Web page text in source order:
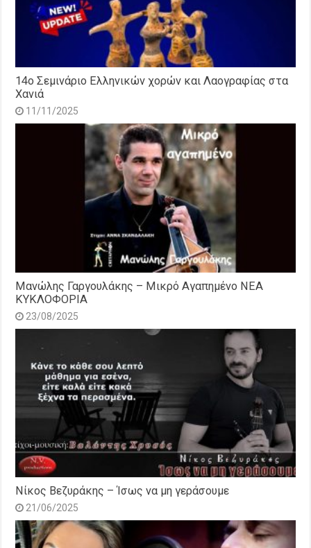
14o Σεμινάριο Ελληνικών χορών και Λαογραφίας στα
Χανιά
11/11/2025
Μανώλης Γαργουλάκης – Μικρό Αγαπημένο NEΑ
ΚΥΚΛΟΦΟΡΙΑ
23/08/2025
Νίκος Βεζυράκης – Ίσως να μη γεράσουμε
21/06/2025